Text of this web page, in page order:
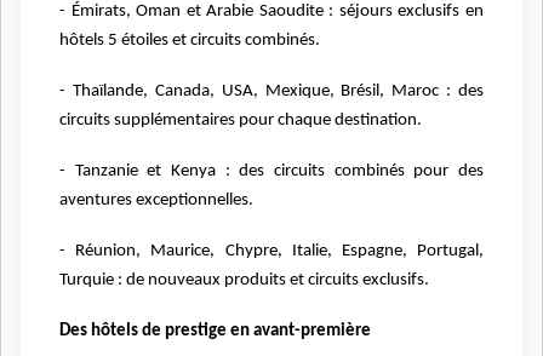
- Émirats, Oman et Arabie Saoudite : séjours exclusifs en
hôtels 5 étoiles et circuits combinés.
- Thaïlande, Canada, USA, Mexique, Brésil, Maroc : des
circuits supplémentaires pour chaque destination.
- Tanzanie et Kenya : des circuits combinés pour des
aventures exceptionnelles.
- Réunion, Maurice, Chypre, Italie, Espagne, Portugal,
Turquie : de nouveaux produits et circuits exclusifs.
Des hôtels de prestige en avant-première